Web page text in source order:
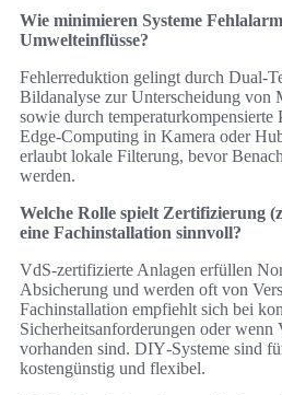
Wie minimieren Systeme
Umwelteinflüsse?
Fehlerreduktion gelingt durch
Bildanalyse zur Unterscheidung von
sowie durch temperaturkompensierte
Edge‑Computing in Kamera oder
erlaubt lokale Filterung, bevor
werden.
Welche Rolle spielt Zertifizierung
eine Fachinstallation sinnvoll?
VdS‑zertifizierte Anlagen erfüllen
Absicherung und werden oft von
Fachinstallation empfiehlt sich bei
Sicherheitsanforderungen oder wenn
vorhanden sind. DIY‑Systeme sind
kostengünstig und flexibel.